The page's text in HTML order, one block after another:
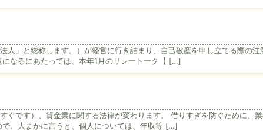
人」と総称します。）が経営に行き詰まり、自己破産を申し立てる際の
なるにあたっては、本年1月のリレートーク【 […]
ぐです）、貸金業に関する法律が変わります。 借りすぎを防ぐために、
、大まかに言うと、個人については、年収等 […]